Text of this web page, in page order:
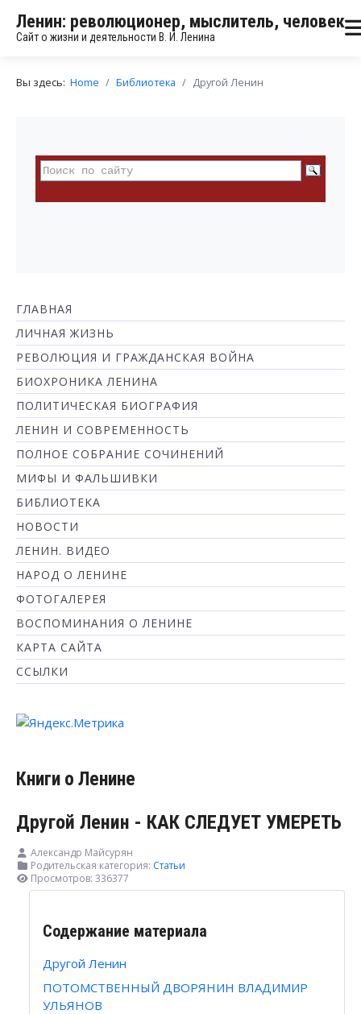
Ленин: революционер, мыслитель, человек
Сайт о жизни и деятельности В. И. Ленина
Вы здесь: Home Библиотека Другой Ленин
ГЛАВНАЯ
ЛИЧНАЯ ЖИЗНЬ
РЕВОЛЮЦИЯ И ГРАЖДАНСКАЯ ВОЙНА
БИОХРОНИКА ЛЕНИНА
ПОЛИТИЧЕСКАЯ БИОГРАФИЯ
ЛЕНИН И СОВРЕМЕННОСТЬ
ПОЛНОЕ СОБРАНИЕ СОЧИНЕНИЙ
МИФЫ И ФАЛЬШИВКИ
БИБЛИОТЕКА
НОВОСТИ
ЛЕНИН. ВИДЕО
НАРОД О ЛЕНИНЕ
ФОТОГАЛЕРЕЯ
ВОСПОМИНАНИЯ О ЛЕНИНЕ
КАРТА САЙТА
ССЫЛКИ
Книги о Ленине
Другой Ленин - КАК СЛЕДУЕТ УМЕРЕТЬ
Александр Майсурян
Родительская категория: Статьи
Просмотров: 336377
Содержание материала
Другой Ленин
ПОТОМСТВЕННЫЙ ДВОРЯНИН ВЛАДИМИР
УЛЬЯНОВ